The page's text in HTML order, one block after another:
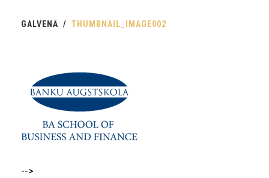
GALVENĀ THUMBNAIL_IMAGE002
-->